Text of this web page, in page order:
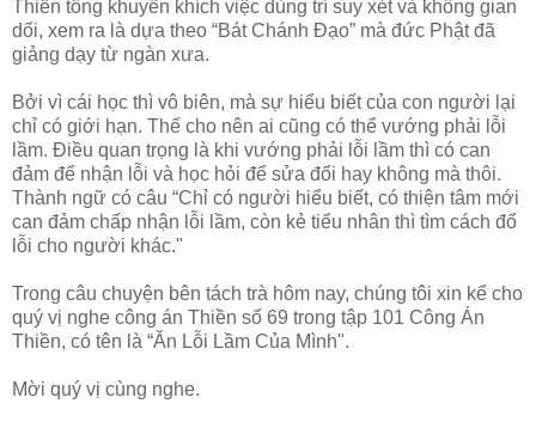
Thiền tông khuyến khích việc dùng trí suy xét và không gian
dối, xem ra là dựa theo “Bát Chánh Đạo” mà đức Phật đã
giảng dạy từ ngàn xưa.
Bởi vì cái học thì vô biên, mà sự hiểu biết của con người lại
chỉ có giới hạn. Thế cho nên ai cũng có thể vướng phải lỗi
lầm. Điều quan trọng là khi vướng phải lỗi lầm thì có can
đảm để nhận lỗi và học hỏi để sửa đổi hay không mà thôi.
Thành ngữ có câu “Chỉ có người hiểu biết, có thiện tâm mới
can đảm chấp nhận lỗi lầm, còn kẻ tiểu nhân thì tìm cách đổ
lỗi cho người khác."
Trong câu chuyện bên tách trà hôm nay, chúng tôi xin kể cho
quý vị nghe công án Thiền số 69 trong tập 101 Công Án
Thiền, có tên là “Ăn Lỗi Lầm Của Mình".
Mời quý vị cùng nghe.